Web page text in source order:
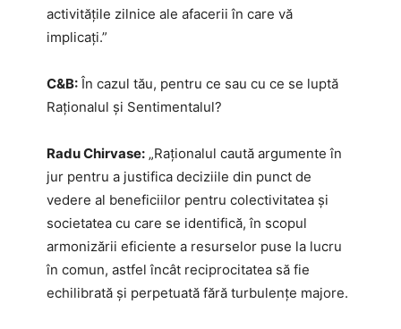
activitățile zilnice ale afacerii în care vă
implicați.”
C&B: În cazul tău, pentru ce sau cu ce se luptă
Raționalul și Sentimentalul?
Radu Chirvase: „Raționalul caută argumente în
jur pentru a justifica deciziile din punct de
vedere al beneficiilor pentru colectivitatea și
societatea cu care se identifică, în scopul
armonizării eficiente a resurselor puse la lucru
în comun, astfel încât reciprocitatea să fie
echilibrată și perpetuată fără turbulențe majore.